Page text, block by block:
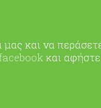
και να
και αφήστε